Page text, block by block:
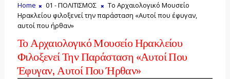
Home 01 - ΠΟΛΙΤΙΣΜΟΣ
Το Αρχαιολογικό Μουσείο
Ηρακλείου φιλοξενεί την παράσταση «Αυτοί που έφυγαν,
αυτοί που ήρθαν»
Το Αρχαιολογικό Μουσείο Ηρακλείου
Φιλοξενεί Την Παράσταση «Αυτοί Που
Έφυγαν, Αυτοί Που Ήρθαν»